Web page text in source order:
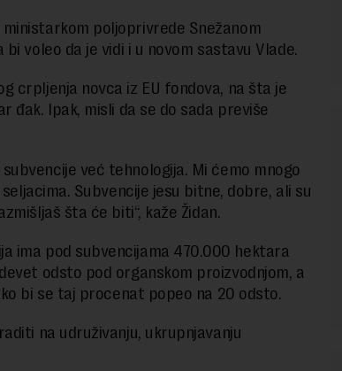
poljoprivrede Snežanom
bi voleo da je vidi i u novom sastavu Vlade.
crpljenja novca iz EU fondova, na šta je
đak. Ipak, misli da se do sada previše
već tehnologija. Mi ćemo mnogo
Subvencije jesu bitne, dobre, ali su
šta će biti“, kaže Židan.
ima pod subvencijama 470.000 hektara
odsto pod organskom proizvodnjom, a
bi se taj procenat popeo na 20 odsto.
na udruživanju, ukrupnjavanju